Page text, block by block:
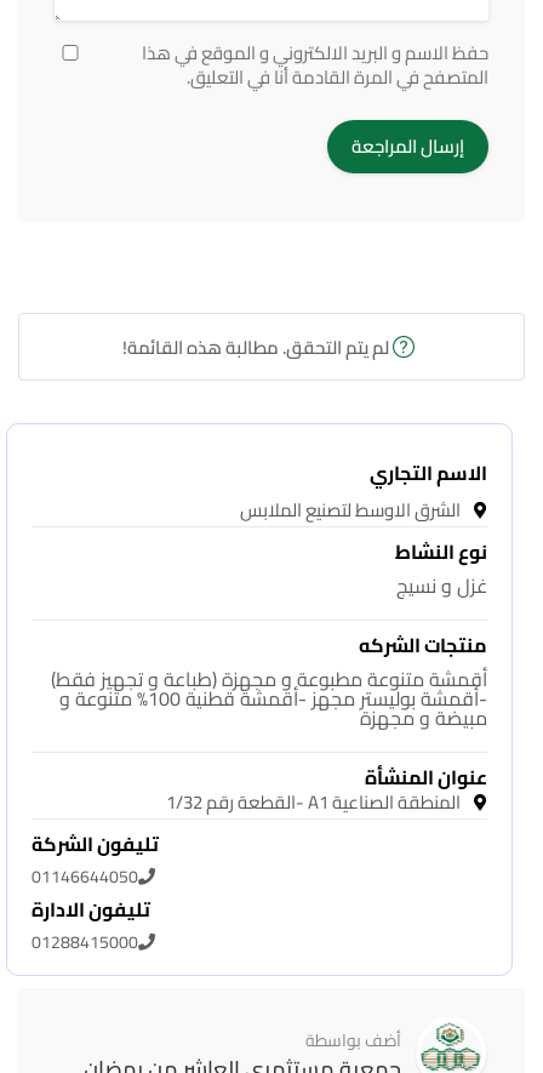
حفظ الاسم و البريد الالكتروني و الموقع في هذا
المتصفح في المرة القادمة أنا في التعليق.
لم يتم التحقق. مطالبة هذه القائمة!
الاسم التجاري
الشرق الاوسط لتصنيع الملابس
نوع النشاط
غزل و نسيج
منتجات الشركه
أقمشة متنوعة مطبوعة و مجهزة (طباعة و تجهيز فقط)
-أقمشة بوليستر مجهز -أقمشة قطنية 100% متنوعة و
مبيضة و مجهزة
عنوان المنشأة
المنطقة الصناعية A1 -القطعة رقم 1/32
تليفون الشركة
01146644050
تليفون الادارة
01288415000
أضف بواسطة